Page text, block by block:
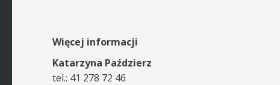
Więcej informacji
Katarzyna Paździerz
tel.: 41 278 72 46